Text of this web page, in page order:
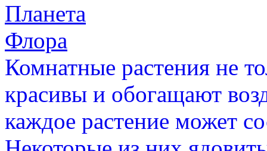
Планета
Флора
Комнатные растения не
красивы и обогащают
каждое растение может